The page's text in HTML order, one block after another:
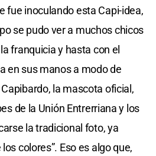
fue inoculando esta Capi-idea,
se pudo ver a muchos chicos
franquicia y hasta con el
en sus manos a modo de
la mascota oficial,
de la Unión Entrerriana y los
la tradicional foto, ya
colores”. Eso es algo que,